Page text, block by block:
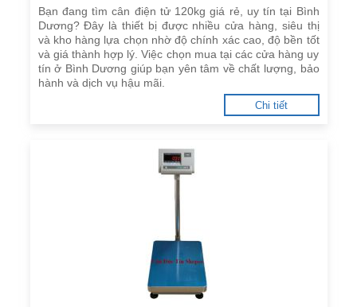
Bạn đang tìm cân điện tử 120kg giá rẻ, uy tín tại Bình
Dương? Đây là thiết bị được nhiều cửa hàng, siêu thị
và kho hàng lựa chọn nhờ độ chính xác cao, độ bền tốt
và giá thành hợp lý. Việc chọn mua tại các cửa hàng uy
tín ở Bình Dương giúp bạn yên tâm về chất lượng, bảo
hành và dịch vụ hậu mãi.
Chi tiết